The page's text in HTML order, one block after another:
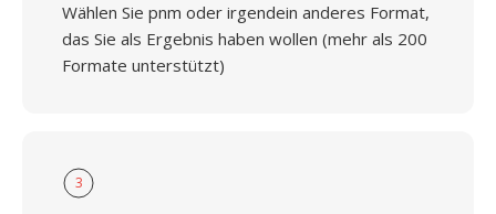
Wählen Sie pnm oder irgendein anderes Format,
das Sie als Ergebnis haben wollen (mehr als 200
Formate unterstützt)
3